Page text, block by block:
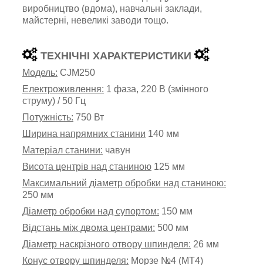
виробництво (вдома), навчальні заклади,
майстерні, невеликі заводи тощо.
ТЕХНІЧНІ ХАРАКТЕРИСТИКИ
Модель: CJM250
Електроживлення: 1 фаза, 220 В (змінного
струму) / 50 Гц
Потужність: 750 Вт
Ширина напрямних станини 140 мм
Матеріал станини: чавун
Висота центрів над станиною 125 мм
Максимальний діаметр обробки над станиною:
250 мм
Діаметр обробки над супортом: 150 мм
Відстань між двома центрами: 500 мм
Діаметр наскрізного отвору шпинделя: 26 мм
Конус отвору шпинделя: Морзе №4 (MT4)